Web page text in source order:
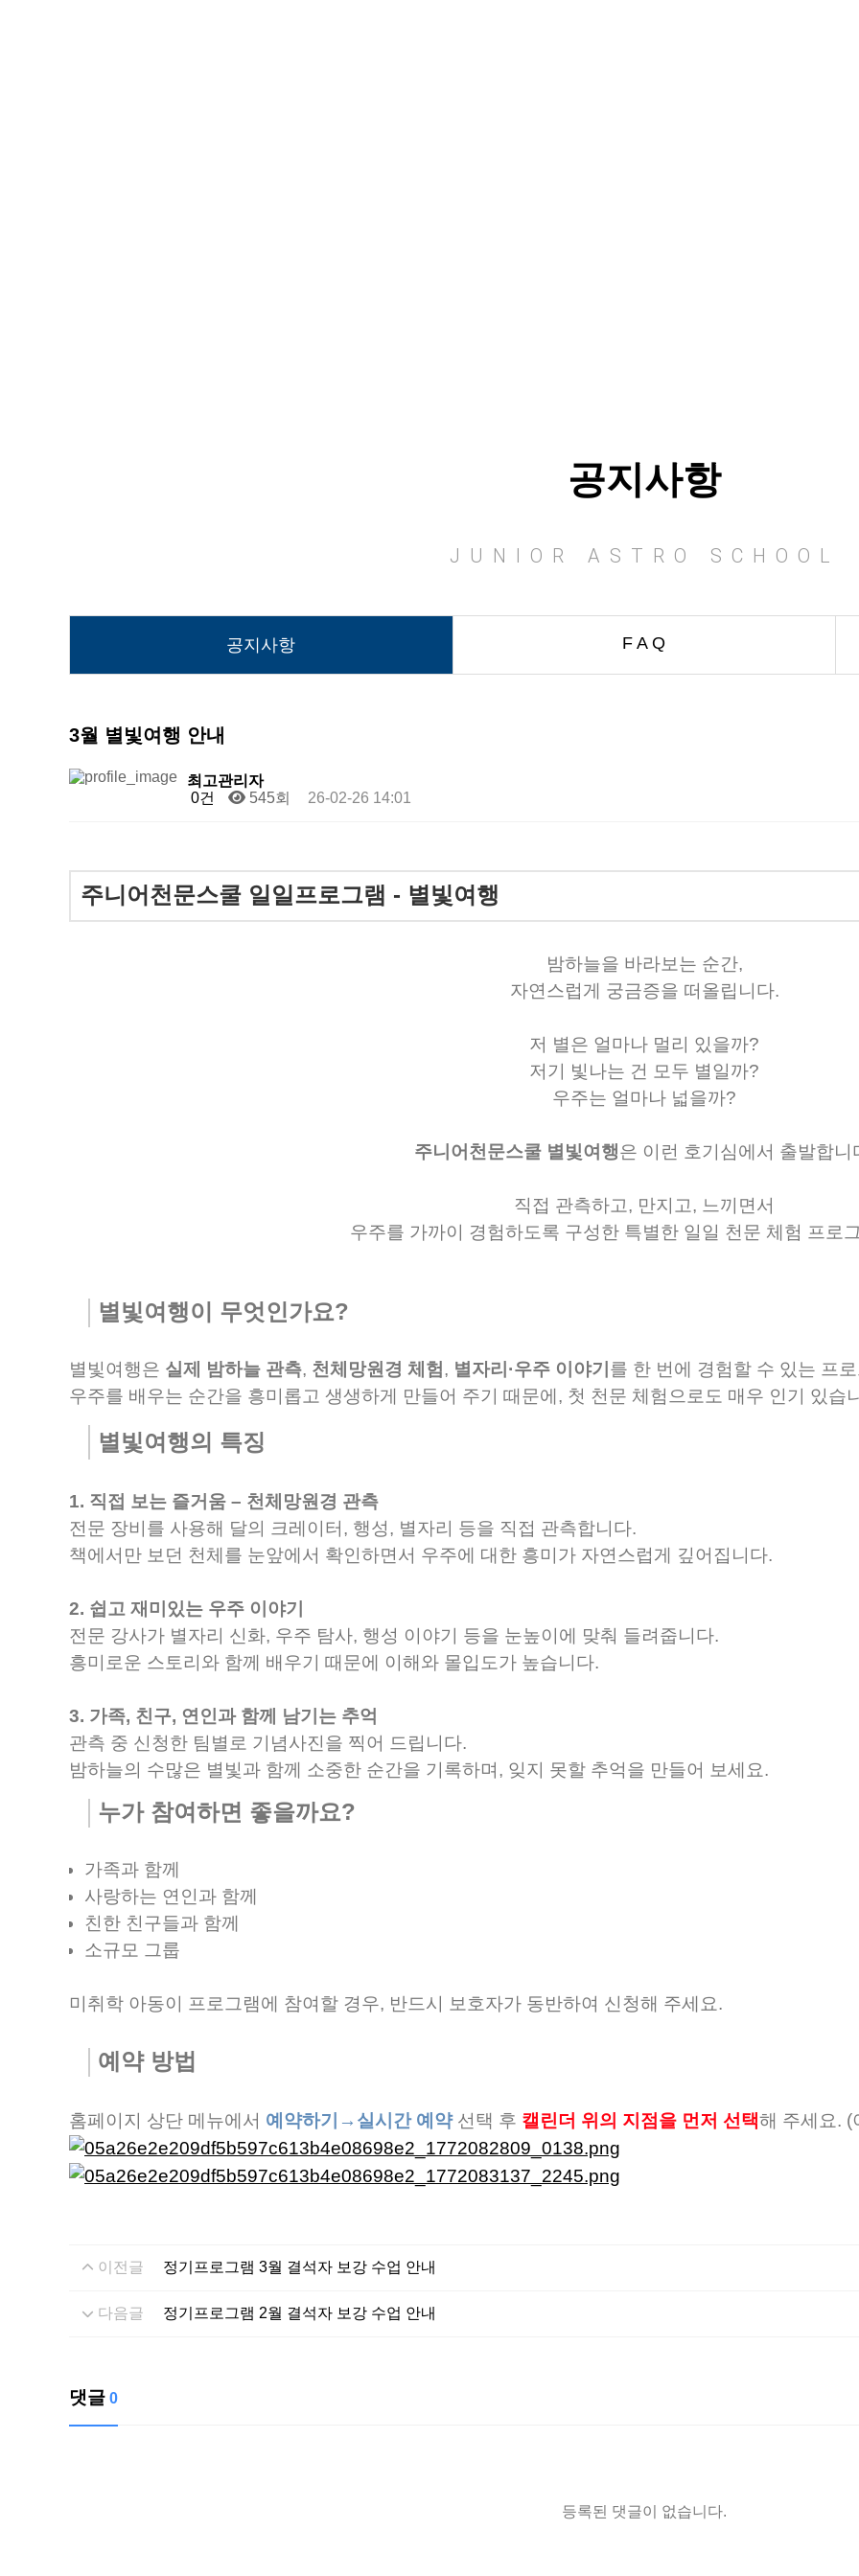
공지사항
JUNIOR ASTRO SCHOOL
공지사항 F A Q
3월 별빛여행 안내
최고관리자
0건
545회 26-02-26 14:01
주니어천문스쿨 일일프로그램 - 별빛여행
밤하늘을 바라보는 순간,
자연스럽게 궁금증을 떠올립니다.
저 별은 얼마나 멀리 있을까?
저기 빛나는 건 모두 별일까?
우주는 얼마나 넓을까?
주니어천문스쿨 별빛여행은 이런 호기심에서 출발합니
직접 관측하고, 만지고, 느끼면서
우주를 가까이 경험하도록 구성한 특별한 일일 천문 체험 프로
별빛여행이 무엇인가요?
별빛여행은 실제 밤하늘 관측, 천체망원경 체험, 별자리·우주 이야기 를 한 번에 경험할 수 있는 프
우주를 배우는 순간을 흥미롭고 생생하게 만들어 주기 때문에, 첫 천문 체험으로도 매우 인기 있습
별빛여행의 특징
1. 직접 보는 즐거움 – 천체망원경 관측
전문 장비를 사용해 달의 크레이터, 행성, 별자리 등을 직접 관측합니다.
책에서만 보던 천체를 눈앞에서 확인하면서 우주에 대한 흥미가 자연스럽게 깊어집니다.
2. 쉽고 재미있는 우주 이야기
전문 강사가 별자리 신화, 우주 탐사, 행성 이야기 등을 눈높이에 맞춰 들려줍니다.
흥미로운 스토리와 함께 배우기 때문에 이해와 몰입도가 높습니다.
3. 가족, 친구, 연인과 함께 남기는 추억
관측 중 신청한 팀별로 기념사진을 찍어 드립니다.
밤하늘의 수많은 별빛과 함께 소중한 순간을 기록하며, 잊지 못할 추억을 만들어 보세요.
누가 참여하면 좋을까요?
가족과 함께
사랑하는 연인과 함께
친한 친구들과 함께
소규모 그룹
미취학 아동이 프로그램에 참여할 경우, 반드시 보호자가 동반하여 신청해 주세요.
예약 방법
홈페이지 상단 메뉴에서 예약하기 →실시간 예약 선택 후 캘린더 위의 지점을 먼저 선택해 주세요. (
이전글 정기프로그램 3월 결석자 보강 수업 안내
다음글 정기프로그램 2월 결석자 보강 수업 안내
댓글 0
등록된 댓글이 없습니다.